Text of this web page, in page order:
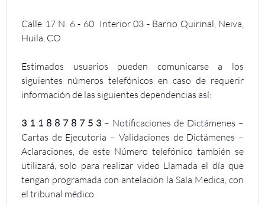
Calle 17 N. 6 - 60 Interior 03 - Barrio Quirinal, Neiva,
Huila, CO
Estimados usuarios pueden comunicarse a los
siguientes números telefónicos en caso de requerir
información de las siguientes dependencias así:
3 1 1 8 8 7 8 7 5 3 – Notificaciones de Dictámenes –
Cartas de Ejecutoria – Validaciones de Dictámenes –
Aclaraciones, de este Número telefónico también se
utilizará, solo para realizar video Llamada el día que
tengan programada con antelación la Sala Medica, con
el tribunal médico.